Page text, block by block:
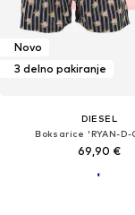
Novo
3 delno pakiranje
DIESEL
Boksarice 'RYAN-D-
69,90 €